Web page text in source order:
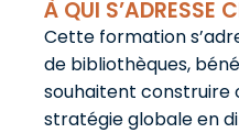
À QUI S’ADRESSE
Cette formation
de bibliothèques,
souhaitent construire
stratégie globale en